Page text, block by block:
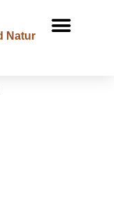
Natur